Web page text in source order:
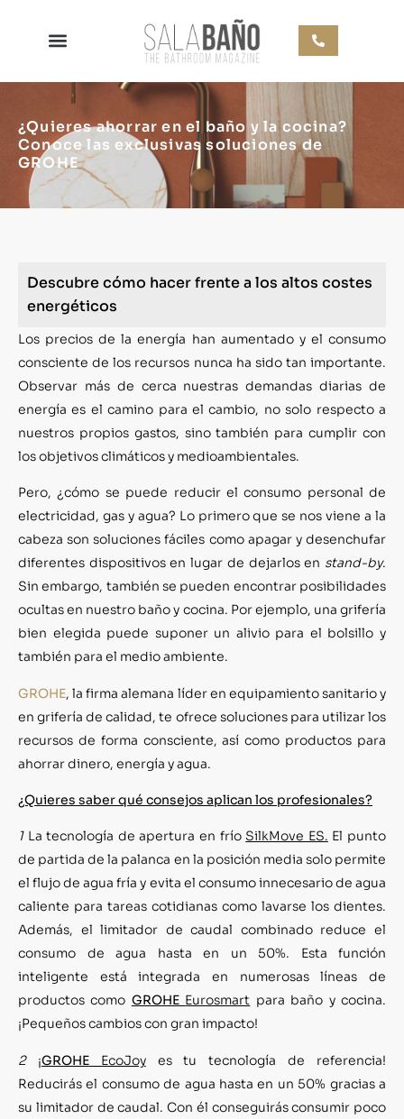
¿Quieres ahorrar en el baño y la cocina?
Conoce las exclusivas soluciones de
GROHE
Descubre cómo hacer frente a los altos costes
energéticos
Los precios de la energía han aumentado y el consumo
consciente de los recursos nunca ha sido tan importante.
Observar más de cerca nuestras demandas diarias de
energía es el camino para el cambio, no solo respecto a
nuestros propios gastos, sino también para cumplir con
los objetivos climáticos y medioambientales.
Pero, ¿cómo se puede reducir el consumo personal de
electricidad, gas y agua? Lo primero que se nos viene a la
cabeza son soluciones fáciles como apagar y desenchufar
diferentes dispositivos en lugar de dejarlos en stand-by.
Sin embargo, también se pueden encontrar posibilidades
ocultas en nuestro baño y cocina. Por ejemplo, una grifería
bien elegida puede suponer un alivio para el bolsillo y
también para el medio ambiente.
GROHE, la firma alemana líder en equipamiento sanitario y
en grifería de calidad, te ofrece soluciones para utilizar los
recursos de forma consciente, así como productos para
ahorrar dinero, energía y agua.
¿Quieres saber qué consejos aplican los profesionales?
1 La tecnología de apertura en frío SilkMove ES. El punto
de partida de la palanca en la posición media solo permite
el flujo de agua fría y evita el consumo innecesario de agua
caliente para tareas cotidianas como lavarse los dientes.
Además, el limitador de caudal combinado reduce el
consumo de agua hasta en un 50%. Esta función
inteligente está integrada en numerosas líneas de
productos como GROHE Eurosmart para baño y cocina.
¡Pequeños cambios con gran impacto!
2¡GROHEEcoJoyes tu tecnología de referencia!
Reducirás el consumo de agua hasta en un 50% gracias a
su limitador de caudal. Con él conseguirás consumir poco